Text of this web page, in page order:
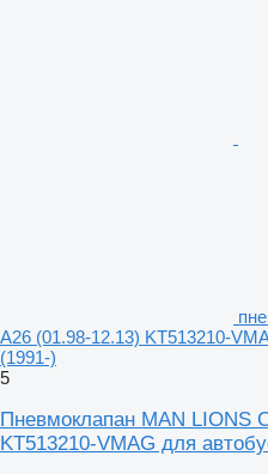
A26 (01.98-12.13) KT513210-
(1991-)
5
Пневмоклапан MAN LIONS
KT513210-VMAG для